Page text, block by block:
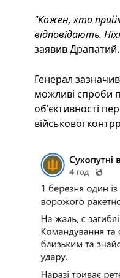
"Кожен, хто
відповідають.
заявив Драпатий.
Генерал
можливі спроби
об'єктивності
військової